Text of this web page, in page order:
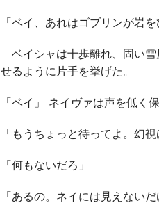
「ベイ、あれはゴブリンが岩を
ベイシャは十歩離れ、固い
せるように片手を挙げた。
「ベイ」 ネイヴァは声を低く
「もうちょっと待ってよ。幻
「何もないだろ」
「あるの。ネイには見えないだ